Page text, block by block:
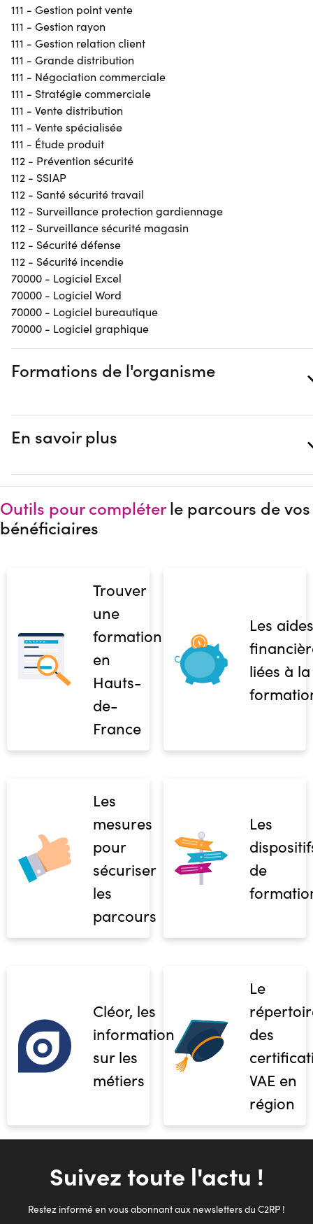
111 - Gestion point vente
111 - Gestion rayon
111 - Gestion relation client
111 - Grande distribution
111 - Négociation commerciale
111 - Stratégie commerciale
111 - Vente distribution
111 - Vente spécialisée
111 - Étude produit
112 - Prévention sécurité
112 - SSIAP
112 - Santé sécurité travail
112 - Surveillance protection gardiennage
112 - Surveillance sécurité magasin
112 - Sécurité défense
112 - Sécurité incendie
70000 - Logiciel Excel
70000 - Logiciel Word
70000 - Logiciel bureautique
70000 - Logiciel graphique
Formations de l'organisme
En savoir plus
Outils pour compléterle parcours de vos
bénéficiaires
Trouver
une
formation
en
Hauts-
de-
France
Les aides
liées à la
Les
mesures
pour
sécuriser
les
parcours
Les
de
Cléor, les
informations
sur les
métiers
Le
des
VAE en
région
Suivez toute l'actu !
Restez informé en vous abonnant aux newsletters du C2RP !